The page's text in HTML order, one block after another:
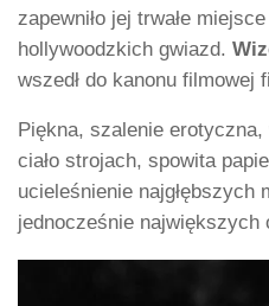
zapewniło jej trwałe
hollywoodzkich gwiazd.
wszedł do kanonu filmowej
Piękna, szalenie
ciało strojach, spowita
ucieleśnienie najgłębszych
jednocześnie największych